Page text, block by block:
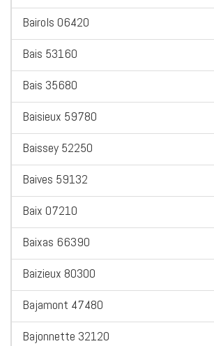
Bairols 06420
Bais 53160
Bais 35680
Baisieux 59780
Baissey 52250
Baives 59132
Baix 07210
Baixas 66390
Baizieux 80300
Bajamont 47480
Bajonnette 32120